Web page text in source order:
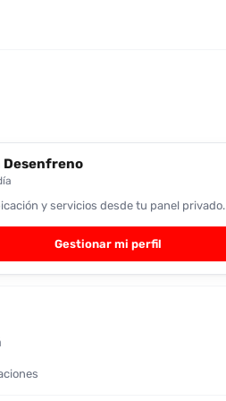
Desenfreno
y servicios desde tu panel privado.
Gestionar mi perfil